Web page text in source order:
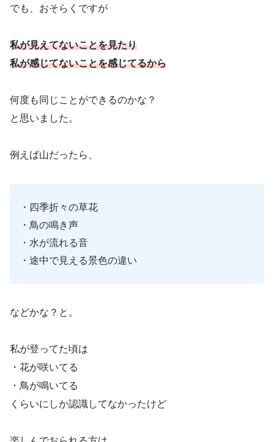
でも、おそらくですが
私が見えてないことを見たり
私が感じてないことを感じてるから
何度も同じことができるのかな？
と思いました。
例えば山だったら、
・四季折々の草花
・鳥の鳴き声
・水が流れる音
・途中で見える景色の違い
などかな？と。
私が登ってた頃は
・花が咲いてる
・鳥が鳴いてる
くらいにしか認識してなかったけど